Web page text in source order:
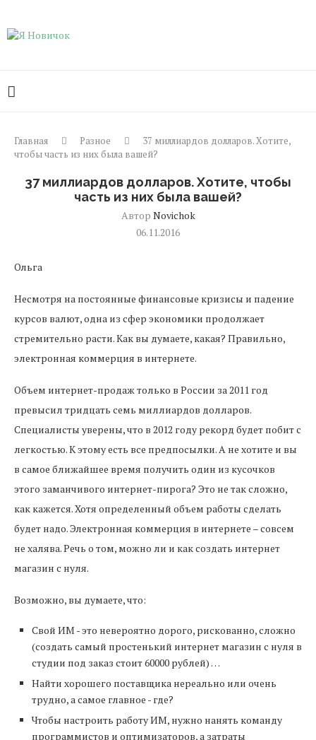
Главная Разное
37 миллиардов долларов. Хотите,
чтобы часть из них была вашей?
37 миллиардов долларов. Хотите, чтобы
часть из них была вашей?
Автор Novichok
06.11.2016
Ольга
Несмотря на постоянные финансовые кризисы и падение
курсов валют, одна из сфер экономики продолжает
стремительно расти. Как вы думаете, какая? Правильно,
электронная коммерция в интернете.
Объем интернет-продаж только в России за 2011 год
превысил тридцать семь миллиардов долларов.
Специалисты уверены, что в 2012 году рекорд будет побит с
легкостью. К этому есть все предпосылки. А не хотите и вы
в самое ближайшее время получить один из кусочков
этого заманчивого интернет-пирога? Это не так сложно,
как кажется. Хотя определенный объем работы сделать
будет надо. Электронная коммерция в интернете – совсем
не халява. Речь о том, можно ли и как создать интернет
магазин с нуля.
Возможно, вы думаете, что:
Свой ИМ - это невероятно дорого, рискованно, сложно
(создать самый простенький интернет магазин с нуля в
студии под заказ стоит 60000 рублей) …
Найти хорошего поставщика нереально или очень
трудно, а самое главное - где?
Чтобы настроить работу ИМ, нужно нанять команду
программистов и оптимизаторов, а затраты